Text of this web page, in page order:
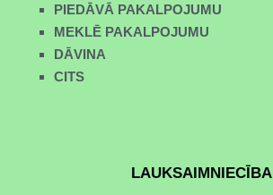
PIEDĀVĀ PAKALPOJUMU
MEKLĒ PAKALPOJUMU
DĀVINA
CITS
LAUKSAIMNIECĪBA